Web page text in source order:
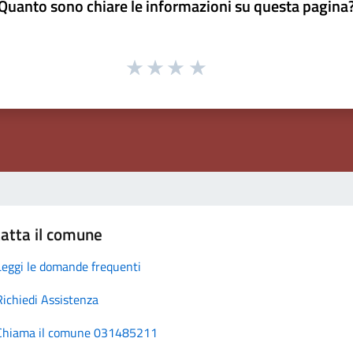
sono chiare le informazioni su questa
il comune
le domande frequenti
Assistenza
il comune 031485211